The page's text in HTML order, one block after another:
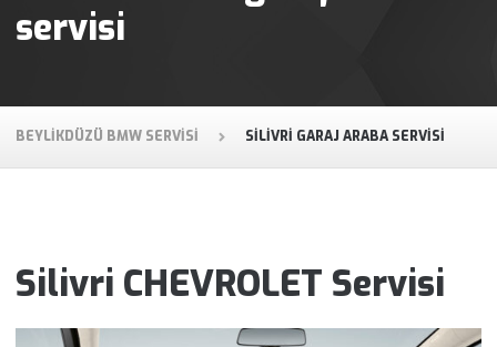
servisi
BEYLIKDÜZÜ BMW SERVISI SILIVRI GARAJ ARABA SERVISI
Silivri CHEVROLET Servisi